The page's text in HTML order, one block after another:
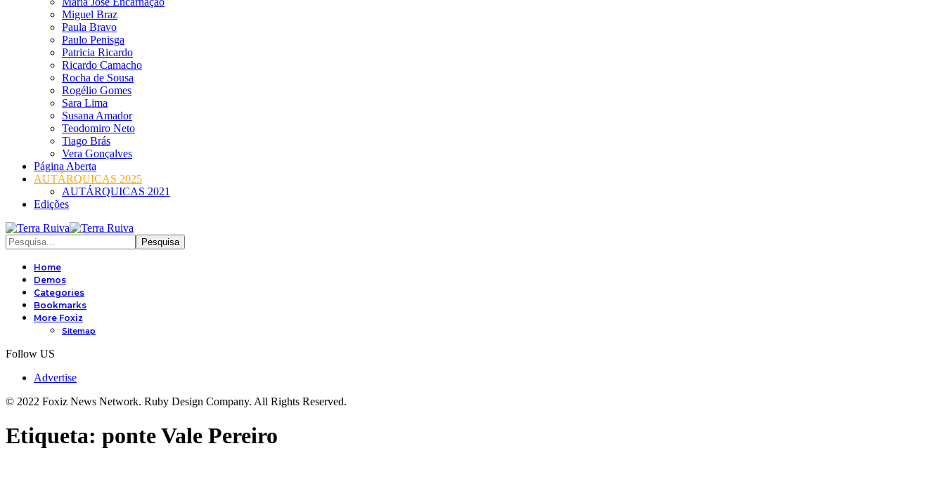
Miguel Braz
Paula Bravo
Paulo Penisga
Patricia Ricardo
Ricardo Camacho
Rocha de Sousa
Rogélio Gomes
Sara Lima
Susana Amador
Teodomiro Neto
Tiago Brás
Vera Gonçalves
Página Aberta
AUTÁRQUICAS 2025
AUTÁRQUICAS 2021
Edições
Home
Demos
Categories
Bookmarks
More Foxiz
Sitemap
Follow US
Advertise
© 2022 Foxiz News Network. Ruby Design Company. All Rights Reserved.
Etiqueta: ponte Vale Pereiro